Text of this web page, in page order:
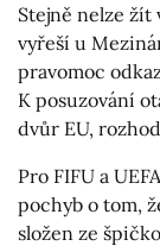
Stejně nelze žít
vyřeší u
pravomoc
K posuzování
dvůr EU,
Pro FIFU a
pochyb o tom,
složen ze